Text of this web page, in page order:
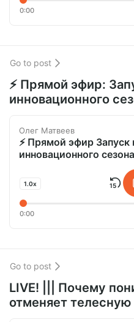
0:00
Go to post
⚡ Прямой эфир:
инновационного
Олег Матвеев
⚡ Прямой эфир Запуск
инновационного
1.0x
0:00
Go to post
LIVE! ||| Почему
отменяет